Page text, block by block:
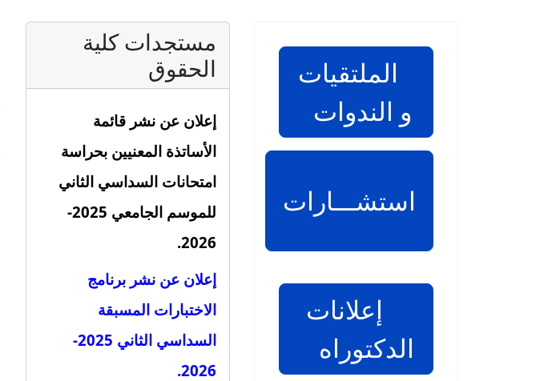
الملتقيات
و الندوات
استشـــارات
إعلانات
الدكتوراه
مستجدات كلية
الحقوق
إعلان عن نشر قائمة
الأساتذة المعنيين بحراسة
امتحانات السداسي الثاني
للموسم الجامعي 2025-
2026.
إعلان عن نشر برنامج
الاختبارات المسبقة
السداسي الثاني 2025-
2026.